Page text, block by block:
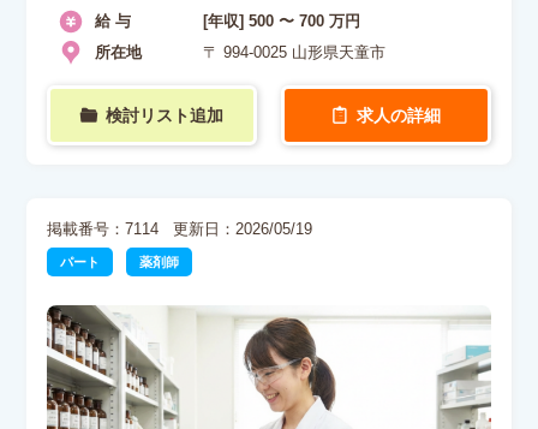
給 与
[年収] 500 〜 700 万円
所在地
〒 994-0025 山形県天童市
検討リスト追加 求人の詳細
掲載番号：7114 更新日：2026/05/19
パート 薬剤師